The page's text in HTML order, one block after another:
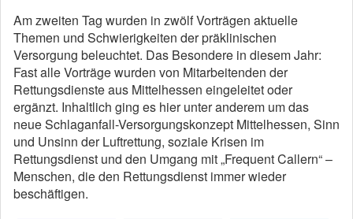
Am zweiten Tag wurden in zwölf Vorträgen aktuelle
Themen und Schwierigkeiten der präklinischen
Versorgung beleuchtet. Das Besondere in diesem Jahr:
Fast alle Vorträge wurden von Mitarbeitenden der
Rettungsdienste aus Mittelhessen eingeleitet oder
ergänzt. Inhaltlich ging es hier unter anderem um das
neue Schlaganfall-Versorgungskonzept Mittelhessen, Sinn
und Unsinn der Luftrettung, soziale Krisen im
Rettungsdienst und den Umgang mit „Frequent Callern“ –
Menschen, die den Rettungsdienst immer wieder
beschäftigen.